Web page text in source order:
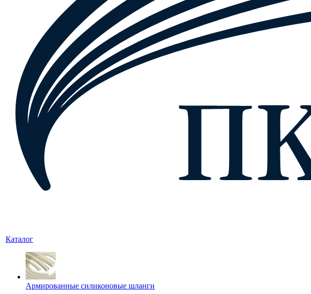
Каталог
Армированные силиконовые шланги